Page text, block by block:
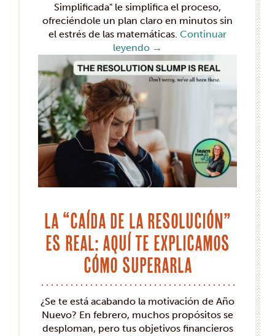
Simplificada" le simplifica el proceso,
ofreciéndole un plan claro en minutos sin
el estrés de las matemáticas. Continuar
leyendo →
La “caída de la resolución”
es real: aquí te explicamos
cómo superarla
¿Se te está acabando la motivación de Año
Nuevo? En febrero, muchos propósitos se
desploman, pero tus objetivos financieros